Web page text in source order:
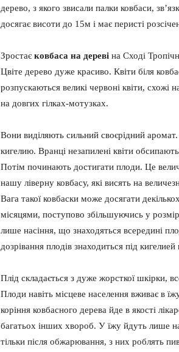
дерево, з якого звисали палки ковбаси,
досягає висоти до 15м і має перисті
Зростає ковбаса на дереві на Сході
Цвіте дерево дуже красиво. Квіти біля
розпускаються великі червоні квіти,
на довгих гілках-мотузках.
Вони виділяють сильний своєрідний
кигелию. Вранці незапилені квіти
Потім починають достигати плоди. Це
нашу ліверну ковбасу, які висять на
Вага такої ковбаски може досягати
місяцями, поступово збільшуючись у
лише насіння, що знаходяться всередині
дозрівання плодів знаходиться під
Плід складається з дуже жорсткої шкірки,
Плоди навіть місцеве населення вживає в
коріння ковбасного дерева йде в якості
багатьох інших хвороб. У їжу йдуть лише
тільки після обжарювання, з них роблять